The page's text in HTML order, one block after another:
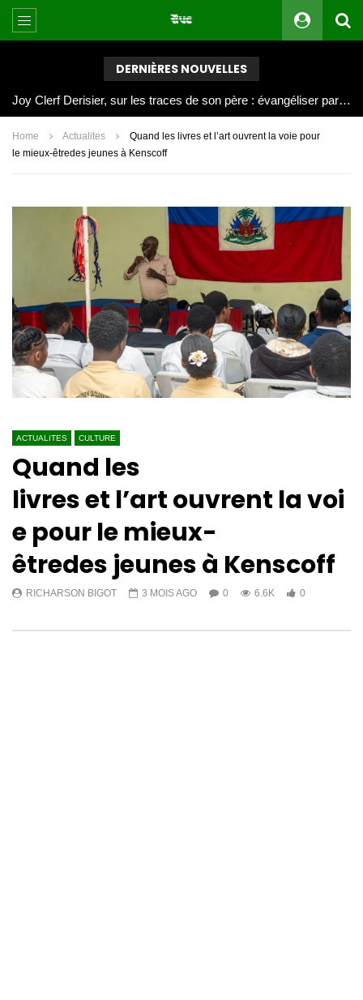
DERNIÈRES NOUVELLES
Joy Clerf Derisier, sur les traces de son père : évangéliser par la musique
Home Actualites
Quand les livres et l’art ouvrent la voie pour
le mieux-êtredes jeunes à Kenscoff
ACTUALITES CULTURE
Quand les
livres et l’art ouvrent la voi
e pour le mieux-
êtredes jeunes à Kenscoff
RICHARSON BIGOT 3 MOIS AGO 0 6.6K 0